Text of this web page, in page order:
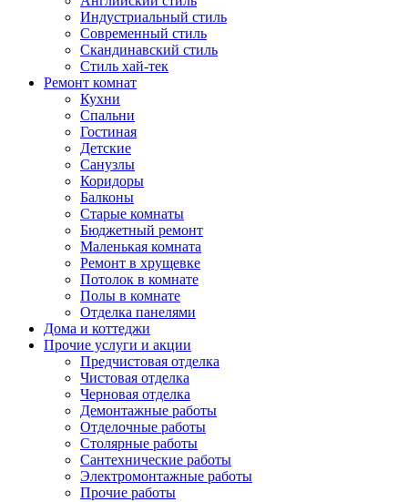
Индустриальный стиль
Современный стиль
Скандинавский стиль
Стиль хай-тек
Ремонт комнат
Кухни
Спальни
Гостиная
Детские
Санузлы
Коридоры
Балконы
Старые комнаты
Бюджетный ремонт
Маленькая комната
Ремонт в хрущевке
Потолок в комнате
Полы в комнате
Отделка панелями
Дома и коттеджи
Прочие услуги и акции
Предчистовая отделка
Чистовая отделка
Черновая отделка
Демонтажные работы
Отделочные работы
Столярные работы
Сантехнические работы
Электромонтажные работы
Прочие работы